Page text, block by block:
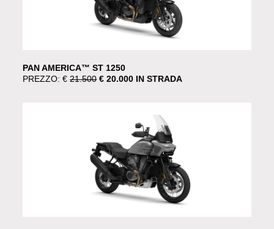
PAN AMERICA™ ST 1250
PREZZO: €21.500 € 20.000 IN STRADA